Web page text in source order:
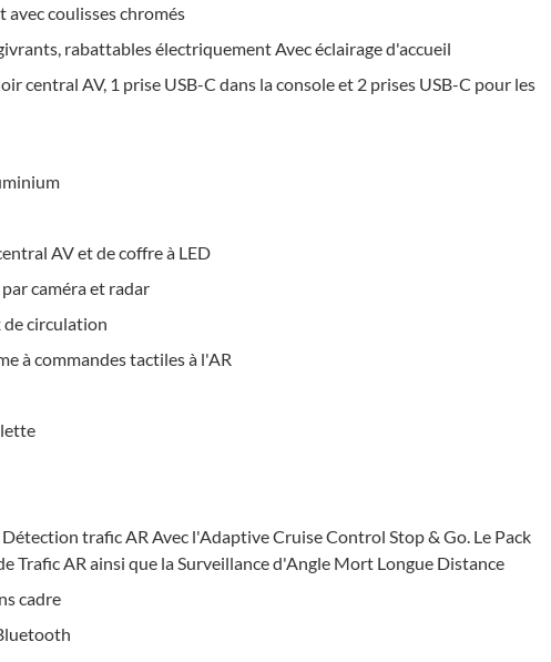
coulisses chromés
rabattables électriquement Avec éclairage d'accueil
central AV, 1 prise USB-C dans la console et 2 prises USB-C pour les
AV et de coffre à LED
caméra et radar
de circulation
à commandes tactiles à l'AR
trafic AR Avec l'Adaptive Cruise Control Stop & Go. Le Pack
Trafic AR ainsi que la Surveillance d'Angle Mort Longue Distance
cadre